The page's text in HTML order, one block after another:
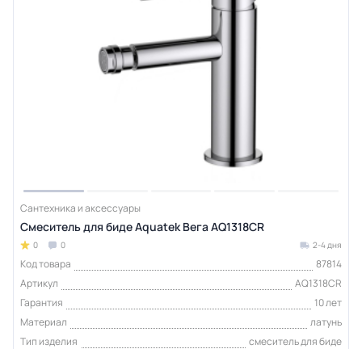
Сантехника и аксессуары
Смеситель для биде Aquatek Вега AQ1318CR
0 0 2-4 дня
Код товара
87814
Артикул
AQ1318CR
Гарантия
10 лет
Материал
латунь
Тип изделия
смеситель для биде